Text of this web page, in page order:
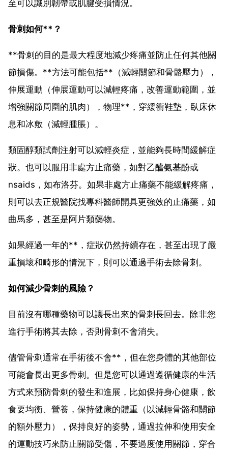
至可以識別韌帶或肌腱受損情況。
骨刺如何**？
**骨刺的目的是最大程度地減少疼痛並防止任何其他關
節損傷。**方法可能包括**（減輕關節和骨骼壓力），
伸展運動（伸展運動可以減輕疼痛，改善運動範圍，並
增強關節周圍的肌肉），物理**，穿緩衝鞋墊，臥床休
息和冰敷（減輕腫脹）。
類固醇類試劑注射可以減輕炎症，並能夠長時間緩解症
狀。也可以服用非處方止痛藥，如對乙醯氨基酚或
nsaids，如布洛芬。如果非處方止痛藥不能緩解疼痛，
則可以去正規醫院找專科醫師開具更強效的止痛藥，如
曲馬多，甚至是阿片類藥物。
如果經過一年的**，症狀仍然持續存在，甚至出現了嚴
重損壞和畸形的情況下，則可以通過手術去除骨刺。
如何減少骨刺的風險？
目前沒有哪種藥物可以讓長出來的骨刺長回去。除非您
進行手術將其去除，否則骨刺不會消失。
儘管骨刺通常在手術後不會**，但在您身體的其他部位
可能會長出更多骨刺。但是您可以通過遵循健康的生活
方式來預防骨刺的發生和進展，比如保持身心健康，飲
食要均衡、營養，保持健康的體重（以減輕骨骼和關節
的額外壓力），保持良好的姿勢，通過拉伸和使用安全
的運動技巧來防止關節受傷，不要過度使用關節，穿合